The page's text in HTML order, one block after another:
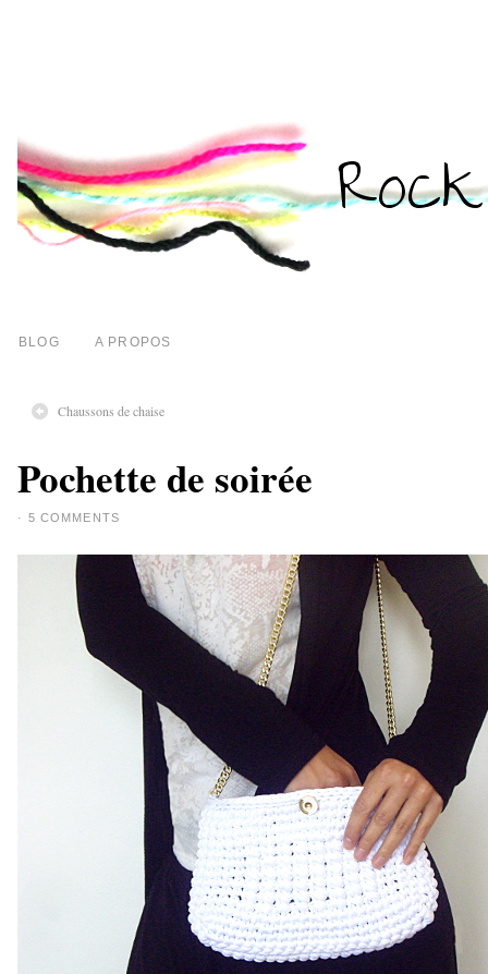
BLOG A PROPOS
Chaussons de chaise
Pochette de soirée
· 5 COMMENTS